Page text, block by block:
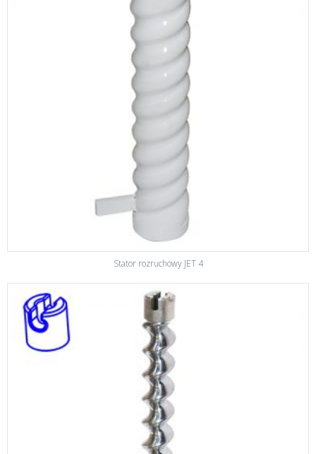
Stator rozruchowy JET 4